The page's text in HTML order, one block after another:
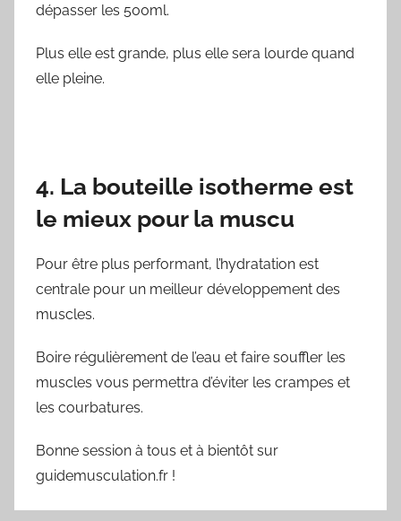
dépasser les 500ml.
Plus elle est grande, plus elle sera lourde quand
elle pleine.
4. La bouteille isotherme est
le mieux pour la muscu
Pour être plus performant, l’hydratation est
centrale pour un meilleur développement des
muscles.
Boire régulièrement de l’eau et faire souffler les
muscles vous permettra d’éviter les crampes et
les courbatures.
Bonne session à tous et à bientôt sur
guidemusculation.fr !